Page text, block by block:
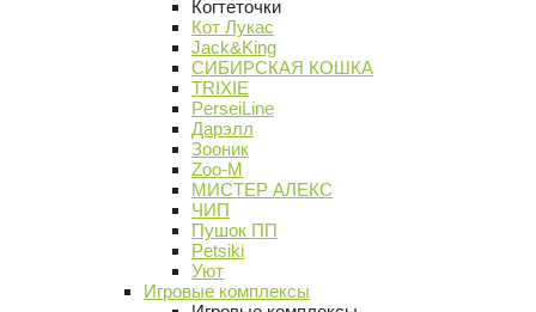
Когтеточки
Кот Лукас
Jack&King
СИБИРСКАЯ КОШКА
TRIXIE
PerseiLine
Дарэлл
Зооник
Zoo-M
МИСТЕР АЛЕКС
ЧИП
Пушок ПП
Petsiki
Уют
Игровые комплексы